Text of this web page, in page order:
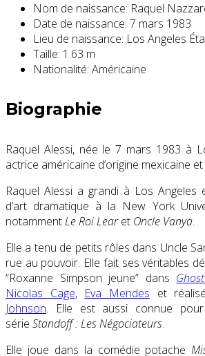
Nom de naissance: Raquel
Date de naissance: 7 mars 1983
Lieu de naissance: Los Angeles
Taille: 1.63 m
Nationalité: Américaine
Biographie
Raquel Alessi, née le7 mars 1983 à
actrice américaine d’origine mexicaine
Raquel Alessi a grandi à Los
d’art dramatique à la New York
notammentLe Roi Learet Oncle Vanya.
Elle a tenu de petits rôles dans Uncle
rue au pouvoir. Elle fait ses véritables
“Roxanne Simpson jeune” dans
Nicolas Cage, Eva Mendes et
Johnson. Elle est aussi connue
série Standoff : Les Négociateurs.
Elle joue dans la comédie potache